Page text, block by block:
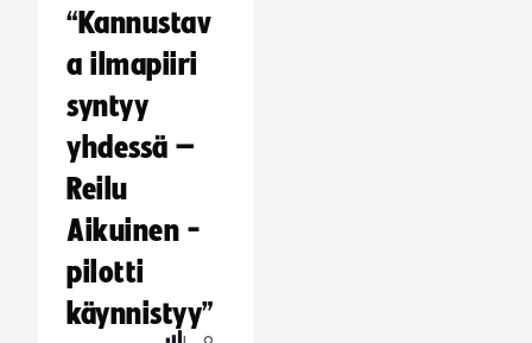
“Kannustav
a ilmapiiri
syntyy
yhdessä –
Reilu
Aikuinen -
pilotti
käynnistyy”